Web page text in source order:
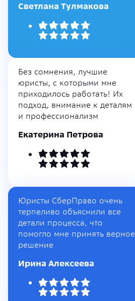
Светлана Тулмакова
Без сомнения, лучшие
юристы, с которыми мне
приходилось работать! Их
подход, внимание к деталям
и профессионализм
Екатерина Петрова
Юристы СберПраво очень
терпеливо объяснили все
детали процесса, что
помогло мне принять верное
решение
Ирина Алексеева